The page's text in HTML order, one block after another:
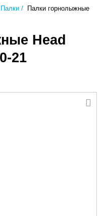
Палки
Палки горнолыжные
Head
21